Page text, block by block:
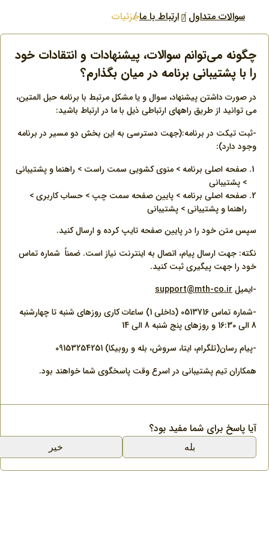
سوالات متداول ارتباط با ماجزئیات
چگونه می‌توانم سوالات، پیشنهادات و انتقادات خود
را با پشتیبانی برنامه در میان بگذارم؟
در صورت داشتن پیشنهاد، سوال و یا مشکل مرتبط با برنامه حبل المتین،
می توانید از طریق راههای ارتباطی ذیل با ما در ارتباط باشید:
-ثبت تیکت در برنامه:(جهت دسترسی به این بخش دو مسیر در برنامه
وجود دارد):
صفحه اصلی برنامه > منوی کشویی سمت راست > راهنما و پشتیبانی
> پشتیبانی
صفحه اصلی برنامه > پایین صفحه سمت چپ > حساب کاربری >
راهنما و پشتیبانی > پشتیبانی
سپس متن خود را در پایین صفحه تایپ کرده و ارسال کنید.
نکته: جهت ارسال پیام، اتصال به اینترنت نیاز است. ضمناً شماره تماس
خود را جهت پیگیری ثبت کنید.
-ایمیلsupport@mth-co.ir
-شماره تماس 0513716 (داخلی 1) ساعات کاری روزهای شنبه تا چهارشنبه
8 الی 16:30 و روزهای پنج شنبه 8 الی 14
-پیام رسان(تلگرام، ایتا، سروش، بله و روبیکا) 09153254251
همکاران تیم پشتیبانی در اسرع وقت پاسخگوی شما خواهند بود.
آیا پاسخ برای شما مفید بود؟
بله خیر